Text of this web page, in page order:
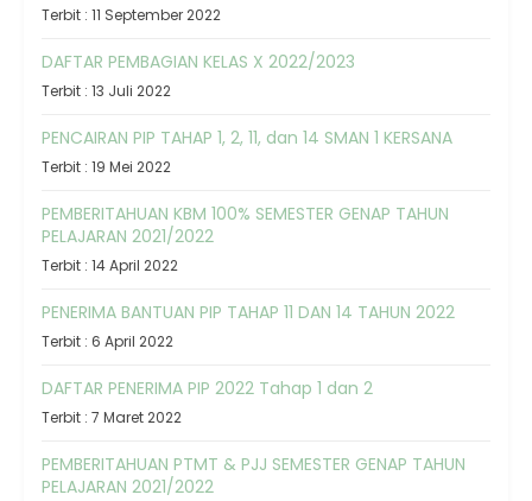
Terbit : 11 September 2022
DAFTAR PEMBAGIAN KELAS X 2022/2023
Terbit : 13 Juli 2022
PENCAIRAN PIP TAHAP 1, 2, 11, dan 14 SMAN 1 KERSANA
Terbit : 19 Mei 2022
PEMBERITAHUAN KBM 100% SEMESTER GENAP TAHUN
PELAJARAN 2021/2022
Terbit : 14 April 2022
PENERIMA BANTUAN PIP TAHAP 11 DAN 14 TAHUN 2022
Terbit : 6 April 2022
DAFTAR PENERIMA PIP 2022 Tahap 1 dan 2
Terbit : 7 Maret 2022
PEMBERITAHUAN PTMT & PJJ SEMESTER GENAP TAHUN
PELAJARAN 2021/2022